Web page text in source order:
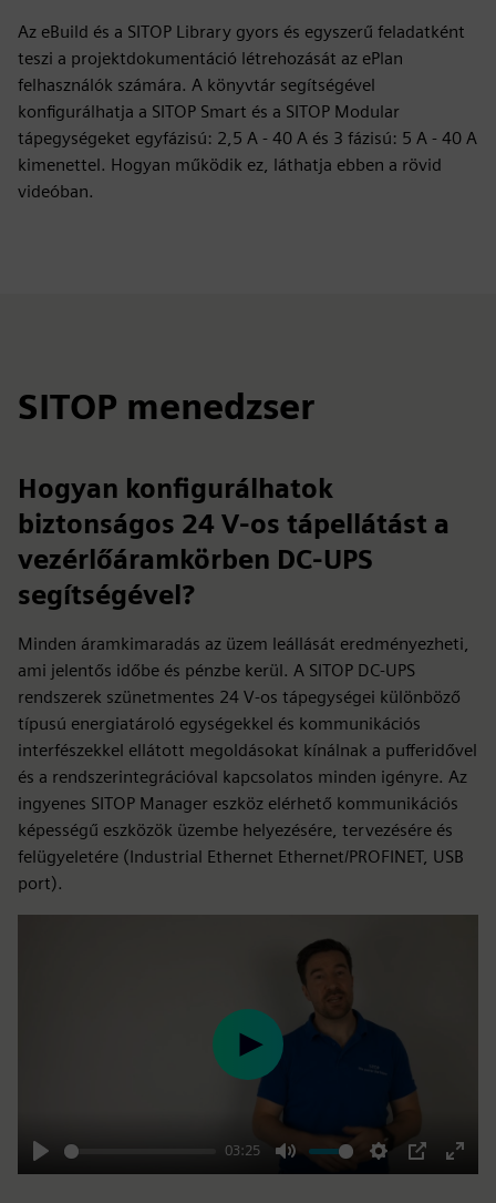
Az eBuild és a SITOP Library gyors és egyszerű feladatként
teszi a projektdokumentáció létrehozását az ePlan
felhasználók számára. A könyvtár segítségével
konfigurálhatja a SITOP Smart és a SITOP Modular
tápegységeket egyfázisú: 2,5 A - 40 A és 3 fázisú: 5 A - 40 A
kimenettel. Hogyan működik ez, láthatja ebben a rövid
videóban.
SITOP menedzser
Hogyan konfigurálhatok
biztonságos 24 V-os tápellátást a
vezérlőáramkörben DC-UPS
segítségével?
Minden áramkimaradás az üzem leállását eredményezheti,
ami jelentős időbe és pénzbe kerül. A SITOP DC-UPS
rendszerek szünetmentes 24 V-os tápegységei különböző
típusú energiatároló egységekkel és kommunikációs
interfészekkel ellátott megoldásokat kínálnak a pufferidővel
és a rendszerintegrációval kapcsolatos minden igényre. Az
ingyenes SITOP Manager eszköz elérhető kommunikációs
képességű eszközök üzembe helyezésére, tervezésére és
felügyeletére (Industrial Ethernet Ethernet/PROFINET, USB
port).
Play
03:25
Mute Settings
PIP
Enter
Play